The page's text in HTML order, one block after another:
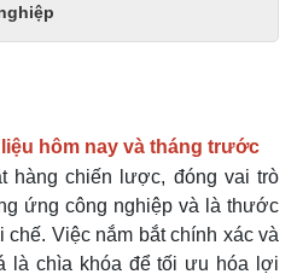
hôm nay và tháng trước
hàng chiến lược, đóng vai trò
ứng công nghiệp và là thước
Việc nắm bắt chính xác và
là chìa khóa để tối ưu hóa lợi